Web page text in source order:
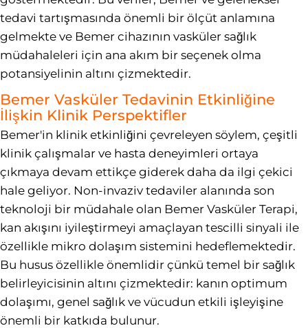
tedavi tartışmasında önemli bir ölçüt anlamına
gelmekte ve Bemer cihazının vasküler sağlık
müdahaleleri için ana akım bir seçenek olma
potansiyelinin altını çizmektedir.
Bemer Vasküler Tedavinin Etkinliğine
İlişkin Klinik Perspektifler
Bemer'in klinik etkinliğini çevreleyen söylem, çeşitli
klinik çalışmalar ve hasta deneyimleri ortaya
çıkmaya devam ettikçe giderek daha da ilgi çekici
hale geliyor. Non-invaziv tedaviler alanında son
teknoloji bir müdahale olan Bemer Vasküler Terapi,
kan akışını iyileştirmeyi amaçlayan tescilli sinyali ile
özellikle mikro dolaşım sistemini hedeflemektedir.
Bu husus özellikle önemlidir çünkü temel bir sağlık
belirleyicisinin altını çizmektedir: kanın optimum
dolaşımı, genel sağlık ve vücudun etkili işleyişine
önemli bir katkıda bulunur.